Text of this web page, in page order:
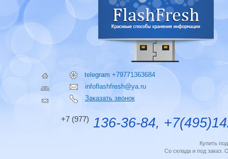
telegram +79771363684
infoflashfresh@ya.ru
Заказать звонок
+7 (977) 136-36-84,
Купить
Со склада и под заказ.